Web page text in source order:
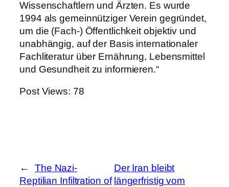
Wissenschaftlern und Ärzten. Es wurde
1994 als gemeinnütziger Verein gegründet,
um die (Fach-) Öffentlichkeit objektiv und
unabhängig, auf der Basis internationaler
Fachliteratur über Ernährung, Lebensmittel
und Gesundheit zu informieren.“
Post Views: 78
←
The Nazi-
Reptilian Infiltration of
Der Iran bleibt
längerfristig vom